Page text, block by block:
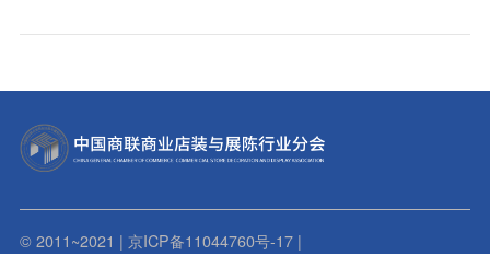
© 2011~2021 | 京ICP备11044760号-17 |